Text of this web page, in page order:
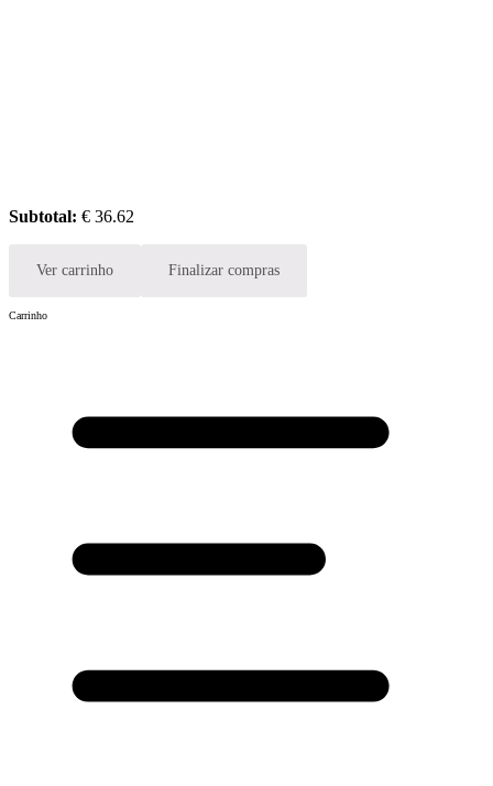
Subtotal: € 36.62
Ver carrinho Finalizar compras
Carrinho